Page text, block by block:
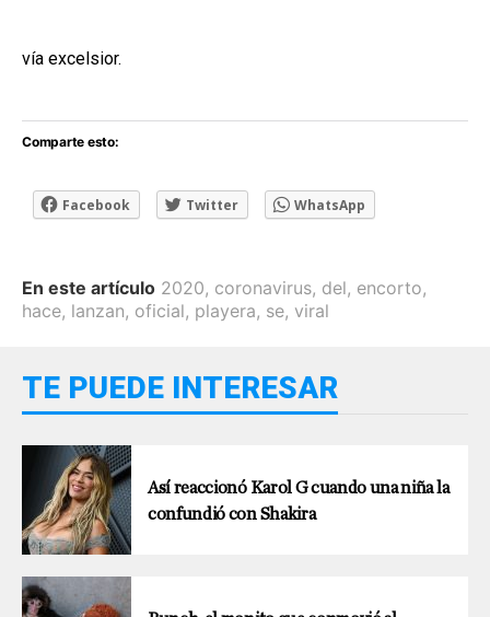
vía excelsior.
Comparte esto:
Facebook Twitter WhatsApp
En este artículo 2020, coronavirus, del, encorto,
hace, lanzan, oficial, playera, se, viral
TE PUEDE INTERESAR
Así reaccionó Karol G cuando una niña la
confundió con Shakira